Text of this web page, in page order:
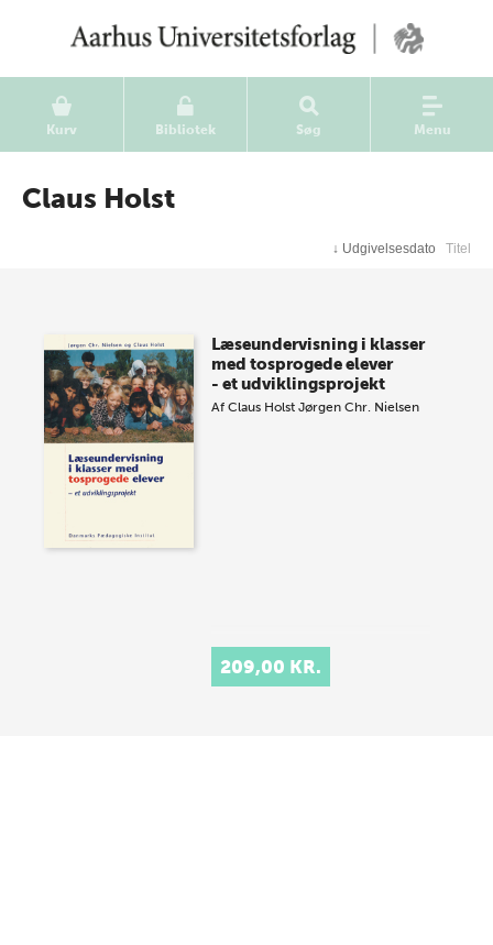
Kurv Bibliotek Søg Menu
Claus Holst
↓ Udgivelsesdato Titel
Læseundervisning i klasser
med tosprogede elever
- et udviklingsprojekt
AfClaus Holst Jørgen Chr. Nielsen
209,00 KR.